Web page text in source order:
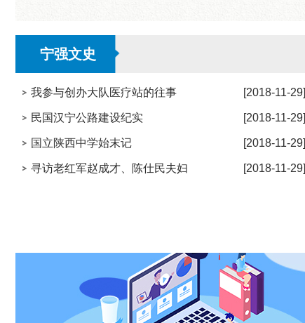
宁强文史
[2018-11-29]
我参与创办大队医疗站的往事
[2018-11-29]
民国汉宁公路建设纪实
[2018-11-29]
国立陕西中学始末记
[2018-11-29]
寻访老红军赵成才、陈仕民夫妇